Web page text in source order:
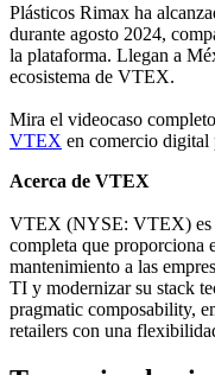
Plásticos Rimax ha
durante agosto 2024,
la plataforma. Llegan a
ecosistema de VTEX.
Mira el videocaso
VTEX en comercio digital
Acerca de VTEX
VTEX (NYSE: VTEX) es
completa que proporciona
mantenimiento a las
TI y modernizar su stack
pragmatic composability,
retailers con una